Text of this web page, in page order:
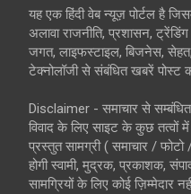
यह एक हिंदी वेब न्यूज़ पोर्टल है
अलावा राजनीति, प्रशासन,
जगत, लाइफस्टाइल, बिजनेस, सेहत,
टेक्नोलॉजी से संबंधित खबरें पोस्ट
Disclaimer - समाचार से
विवाद के लिए साइट के कुछ तत्वों में
प्रस्तुत सामग्री ( समाचार / फोटो
होगी स्वामी, मुद्रक, प्रकाशक,
सामग्रियों के लिए कोई ज़िम्मेदार